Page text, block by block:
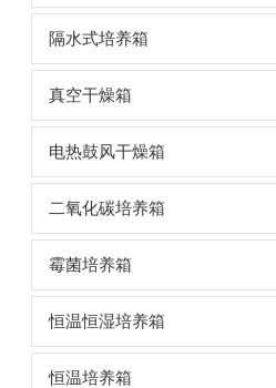
隔水式培养箱
真空干燥箱
电热鼓风干燥箱
二氧化碳培养箱
霉菌培养箱
恒温恒湿培养箱
恒温培养箱